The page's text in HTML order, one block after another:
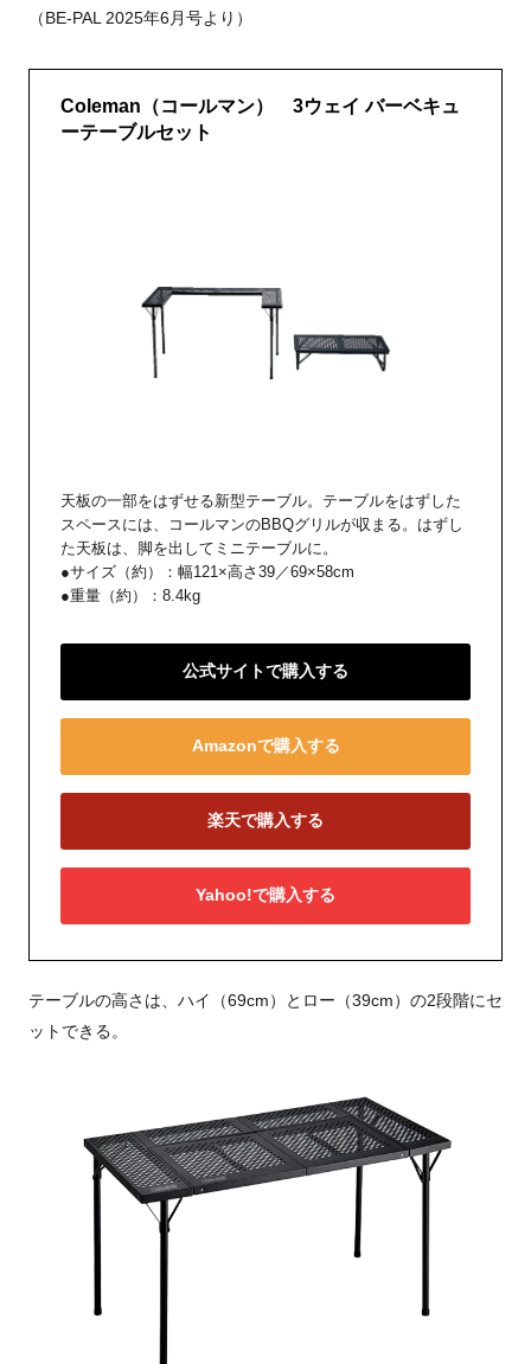
（BE-PAL 2025年6月号より）
Coleman（コールマン） 3ウェイ バーベキュ
ーテーブルセット
天板の一部をはずせる新型テーブル。テーブルをはずした
スペースには、コールマンのBBQグリルが収まる。はずし
た天板は、脚を出してミニテーブルに。
●サイズ（約）：幅121×高さ39／69×58cm
●重量（約）：8.4kg
公式サイトで購入する
Amazonで購入する
楽天で購入する
Yahoo!で購入する
テーブルの高さは、ハイ（69cm）とロー（39cm）の2段階にセ
ットできる。